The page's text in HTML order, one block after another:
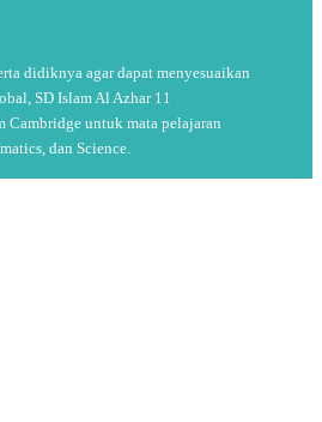
didiknya agar dapat menyesuaikan
SD Islam Al Azhar 11
Cambridge untuk mata pelajaran
dan Science.